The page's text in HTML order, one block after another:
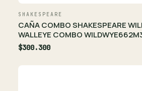
SHAKESPEARE
CAÑA COMBO SHAKESPEARE
WALLEYE COMBO
$300.300